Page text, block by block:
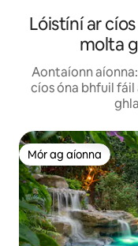
Lóistíní ar
molta
Aontaíonn
cíos óna bhfuil fáil
Mór ag aíonna
Mór ag aíonna